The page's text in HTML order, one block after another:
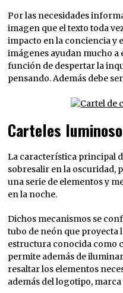
Por las necesidades
imagen que el texto toda
impacto en la conciencia y
imágenes ayudan mucho a
función de despertar la
pensando. Además debe
Carteles
La característica principal
sobresalir en la oscuridad,
una serie de elementos y
en la noche.
Dichos mecanismos se
tubo de neón que
estructura conocida como
permite además de
resaltar los elementos
además del logotipo,